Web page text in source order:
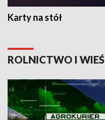
Karty na stół
ROLNICTWO I WIEŚ